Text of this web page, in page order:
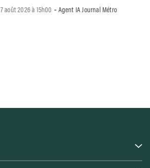
7 août 2026 à 15h00 - Agent IA Journal Métro